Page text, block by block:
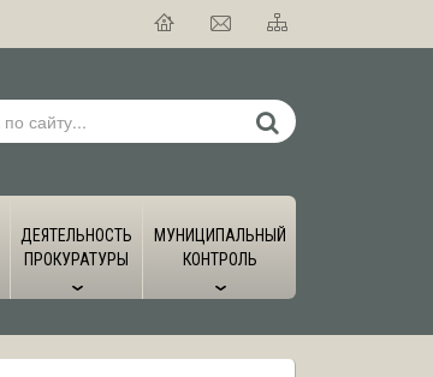
ДЕЯТЕЛЬНОСТЬ
ПРОКУРАТУРЫ
МУНИЦИПАЛЬНЫЙ
КОНТРОЛЬ